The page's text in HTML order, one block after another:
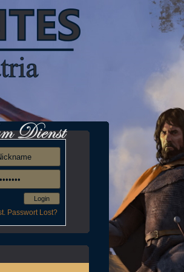
Login
Passwort Lost?